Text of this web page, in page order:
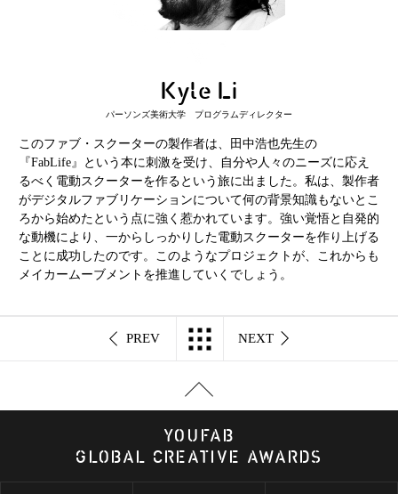
Kyle Li
パーソンズ美術大学 プログラムディレクター
このファブ・スクーターの製作者は、田中浩也先生の
『FabLife』という本に刺激を受け、自分や人々のニーズに応え
るべく電動スクーターを作るという旅に出ました。私は、製作者
がデジタルファブリケーションについて何の背景知識もないとこ
ろから始めたという点に強く惹かれています。強い覚悟と自発的
な動機により、一からしっかりした電動スクーターを作り上げる
ことに成功したのです。このようなプロジェクトが、これからも
メイカームーブメントを推進していくでしょう。
PREV NEXT
YO U FA B
G LO BAL CR E AT VE AWA RDS